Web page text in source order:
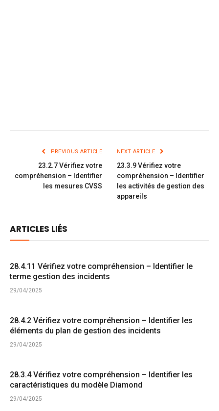
PREVIOUS ARTICLE
23.2.7 Vérifiez votre
compréhension – Identifier
les mesures CVSS
NEXT ARTICLE
23.3.9 Vérifiez votre
compréhension – Identifier
les activités de gestion des
appareils
ARTICLES LIÉS
28.4.11 Vérifiez votre compréhension – Identifier le
terme gestion des incidents
29/04/2025
28.4.2 Vérifiez votre compréhension – Identifier les
éléments du plan de gestion des incidents
29/04/2025
28.3.4 Vérifiez votre compréhension – Identifier les
caractéristiques du modèle Diamond
29/04/2025